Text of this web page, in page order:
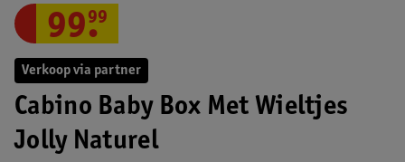
Verkoop via partner
Cabino Baby Box Met Wieltjes
Jolly Naturel
99.
99